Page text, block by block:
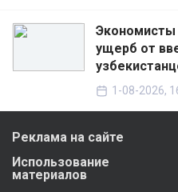
ущерб от
1-08-2026,
Реклама на сайте
Использование
материалов